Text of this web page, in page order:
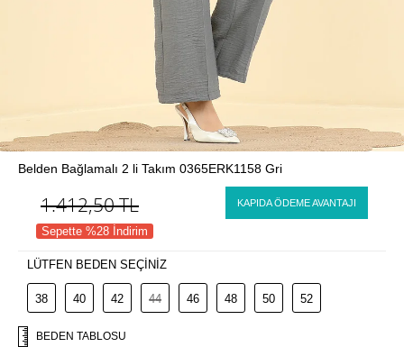
Belden Bağlamalı 2 li Takım 0365ERK1158 Gri
1.412,50TL KAPIDA ÖDEME AVANTAJI
Sepette %28 İndirim
LÜTFEN BEDEN SEÇİNİZ
38 40 42 44 46 48 50 52
BEDEN TABLOSU